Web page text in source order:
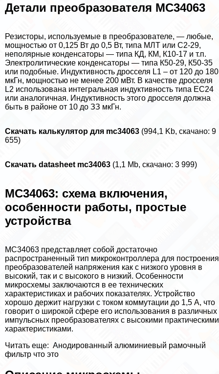
Детали преобразователя MC34063
Резисторы, используемые в преобразователе, — любые,
мощностью от 0,125 Вт до 0,5 Вт, типа МЛТ или С2-29,
неполярные конденсаторы — типа КД, КМ, К10-17 и т.п.
Электролитические конденсаторы — типа К50-29, К50-35
или подобные. Индуктивность дросселя L1 – от 120 до 180
мкГн, мощностью не менее 200 мВт. В качестве дросселя
L2 использована интегральная индуктивность типа ЕС24
или аналогичная. Индуктивность этого дросселя должна
быть в районе от 10 до ЗЗ мкГн.
Скачать калькулятор для mc34063 (994,1 Kb, скачано: 9
655)
Скачать datasheet mc34063 (1,1 Mb, скачано: 3 999)
MC34063: схема включения,
особенности работы, простые
устройства
MC34063 представляет собой достаточно
распространенный тип микроконтроллера для построения
преобразователей напряжения как с низкого уровня в
высокий, так и с высокого в низкий. Особенности
микросхемы заключаются в ее технических
хаpaктеристиках и рабочих показателях. Устройство
хорошо держит нагрузки с током коммутации до 1,5 А, что
говорит о широкой сфере его использования в различных
импульсных преобразователях с высокими пpaктическими
хаpaктеристиками.
Читать еще: Анодированный алюминиевый рамочный
фильтр что это